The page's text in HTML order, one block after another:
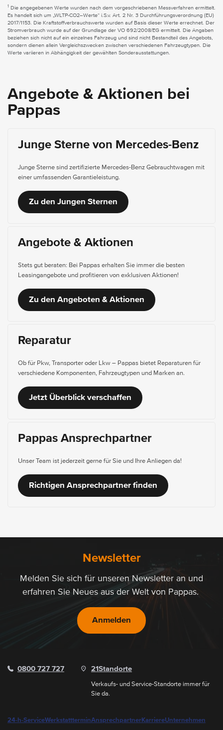
1
Die angegebenen Werte wurden nach dem vorgeschriebenen Messverfahren ermittelt.
Es handelt sich um „WLTP-CO2–Werte“ i.S.v. Art. 2 Nr. 3 Durchführungsverordnung (EU)
2017/1153. Die Kraftstoffverbrauchswerte wurden auf Basis dieser Werte errechnet. Der
Stromverbrauch wurde auf der Grundlage der VO 692/2008/EG ermittelt. Die Angaben
beziehen sich nicht auf ein einzelnes Fahrzeug und sind nicht Bestandteil des Angebots,
sondern dienen allein Vergleichszwecken zwischen verschiedenen Fahrzeugtypen. Die
Werte variieren in Abhängigkeit der gewählten Sonderausstattungen.
Angebote & Aktionen bei
Pappas
Junge Sterne von Mercedes-Benz
Junge Sterne sind zertifizierte Mercedes-Benz Gebrauchtwagen mit
einer umfassenden Garantieleistung.
Zu den Jungen Sternen
Angebote & Aktionen
Stets gut beraten: Bei Pappas erhalten Sie immer die besten
Leasingangebote und profitieren von exklusiven Aktionen!
Zu den Angeboten & Aktionen
Reparatur
Ob für Pkw, Transporter oder Lkw – Pappas bietet Reparaturen für
verschiedene Komponenten, Fahrzeugtypen und Marken an.
Jetzt Überblick verschaffen
Pappas Ansprechpartner
Unser Team ist jederzeit gerne für Sie und Ihre Anliegen da!
Richtigen Ansprechpartner finden
Newsletter
Melden Sie sich für unseren Newsletter an und
erfahren Sie Neues aus der Welt von Pappas.
Anmelden
0800 727 727 21 Standorte
Verkaufs- und Service-Standorte immer für
Sie da.
24-h-ServiceWerkstattterminAnsprechpartnerKarriereUnternehmen